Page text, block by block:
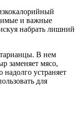
и важные
набрать лишний
В нем
заменяет мясо,
устраняет
для